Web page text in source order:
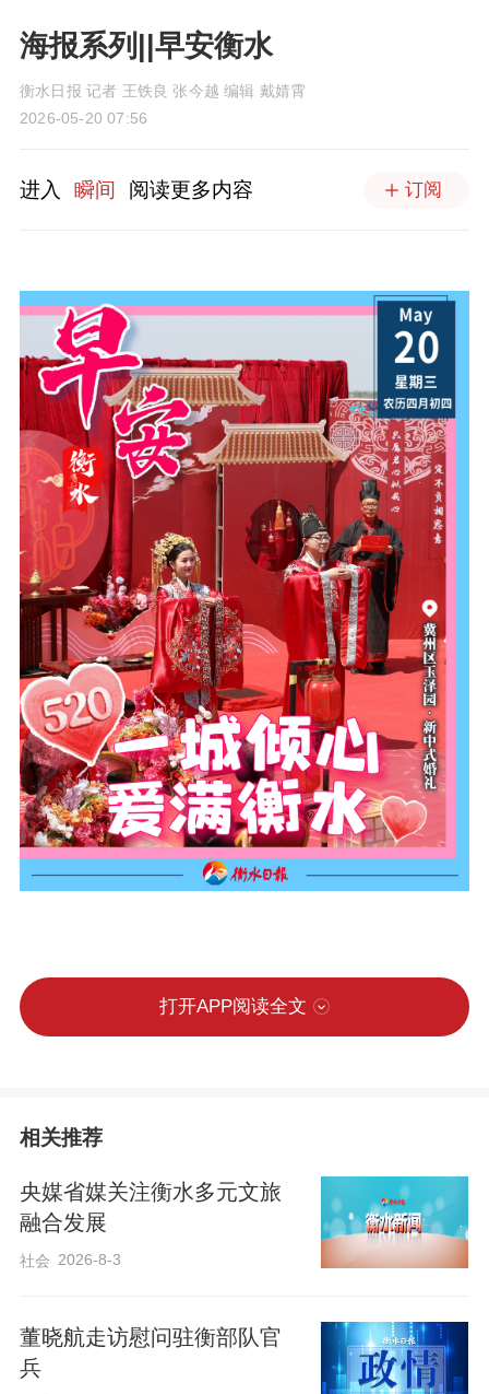
海报系列||早安衡水
衡水日报 记者 王铁良 张今越 编辑 戴婧霄
2026-05-20 07:56
进入 瞬间 阅读更多内容 订阅
打开APP阅读全文
相关推荐
央媒省媒关注衡水多元文旅
融合发展
社会 2026-8-3
董晓航走访慰问驻衡部队官
兵